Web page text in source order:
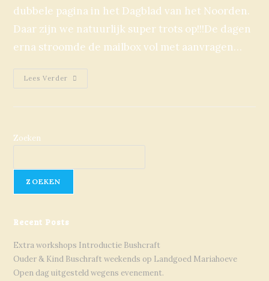
dubbele pagina in het Dagblad van het Noorden.
Daar zijn we natuurlijk super trots op!!!De dagen
erna stroomde de mailbox vol met aanvragen…
Lees Verder
Zoeken
ZOEKEN
Recent Posts
Extra workshops Introductie Bushcraft
Ouder & Kind Buschraft weekends op Landgoed Mariahoeve
Open dag uitgesteld wegens evenement.